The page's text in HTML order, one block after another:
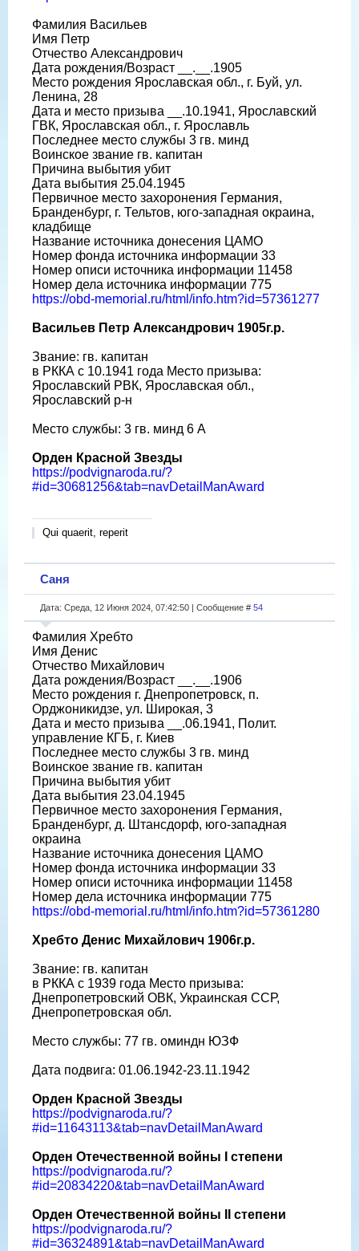
Фамилия Васильев
Имя Петр
Отчество Александрович
Дата рождения/Возраст __.__.1905
Место рождения Ярославская обл., г. Буй, ул.
Ленина, 28
Дата и место призыва __.10.1941, Ярославский
ГВК, Ярославская обл., г. Ярославль
Последнее место службы 3 гв. минд
Воинское звание гв. капитан
Причина выбытия убит
Дата выбытия 25.04.1945
Первичное место захоронения Германия,
Бранденбург, г. Тельтов, юго-западная окраина,
кладбище
Название источника донесения ЦАМО
Номер фонда источника информации 33
Номер описи источника информации 11458
Номер дела источника информации 775
https://obd-memorial.ru/html/info.htm?id=57361277
Васильев Петр Александрович 1905г.р.
Звание: гв. капитан
в РККА с 10.1941 года Место призыва:
Ярославский РВК, Ярославская обл.,
Ярославский р-н
Место службы: 3 гв. минд 6 А
Орден Красной Звезды
https://podvignaroda.ru/?
#id=30681256&tab=navDetailManAward
Qui quaerit, reperit
Саня
Дата: Среда, 12 Июня 2024, 07:42:50 | Сообщение # 54
Фамилия Хребто
Имя Денис
Отчество Михайлович
Дата рождения/Возраст __.__.1906
Место рождения г. Днепропетровск, п.
Орджоникидзе, ул. Широкая, 3
Дата и место призыва __.06.1941, Полит.
управление КГБ, г. Киев
Последнее место службы 3 гв. минд
Воинское звание гв. капитан
Причина выбытия убит
Дата выбытия 23.04.1945
Первичное место захоронения Германия,
Бранденбург, д. Штансдорф, юго-западная
окраина
Название источника донесения ЦАМО
Номер фонда источника информации 33
Номер описи источника информации 11458
Номер дела источника информации 775
https://obd-memorial.ru/html/info.htm?id=57361280
Хребто Денис Михайлович 1906г.р.
Звание: гв. капитан
в РККА с 1939 года Место призыва:
Днепропетровский ОВК, Украинская ССР,
Днепропетровская обл.
Место службы: 77 гв. оминдн ЮЗФ
Дата подвига: 01.06.1942-23.11.1942
Орден Красной Звезды
https://podvignaroda.ru/?
#id=11643113&tab=navDetailManAward
Орден Отечественной войны I степени
https://podvignaroda.ru/?
#id=20834220&tab=navDetailManAward
Орден Отечественной войны II степени
https://podvignaroda.ru/?
#id=36324891&tab=navDetailManAward